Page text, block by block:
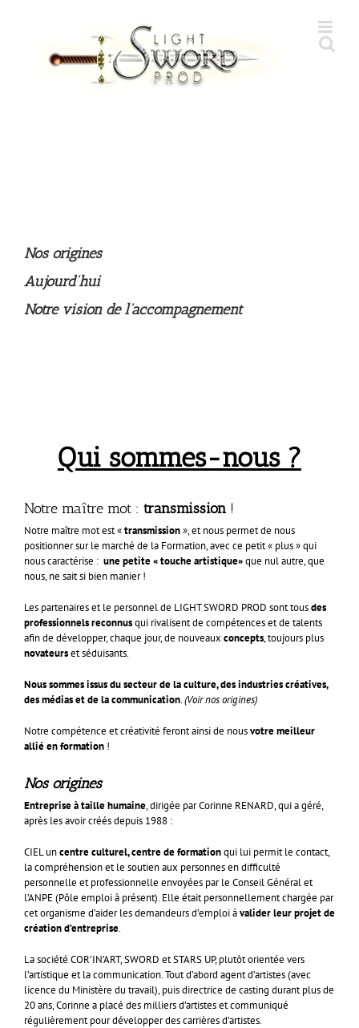
Nos origines
Aujourd’hui
Notre vision de l’accompagnement
Qui sommes-nous ?
Notre maître mot : transmission !
Notre maître mot est «transmission», et nous permet de nous
positionner sur le marché de la Formation, avec ce petit « plus » qui
nous caractérise : une petite « touche artistique»que nul autre, que
nous, ne sait si bien manier !
Les partenaires et le personnel de LIGHT SWORD PROD sont tousdes
professionnels reconnusqui rivalisent de compétences et de talents
afin de développer, chaque jour, de nouveaux concepts, toujours plus
novateurset séduisants.
Nous sommes issus du secteur de la culture, des industries créatives,
des médias et de la communication.(Voir nos origines)
Notre compétence et créativité feront ainsi de nousvotre meilleur
allié en formation !
Nos origines
Entreprise à taille humaine, dirigée par Corinne RENARD, qui a géré,
après les avoir créés depuis 1988 :
CIEL uncentre culturel, centre de formationqui lui permit le contact,
la compréhension et le soutien aux personnes en difficulté
personnelle et professionnelle envoyées par le Conseil Général et
l’ANPE (Pôle emploi à présent). Elle était personnellement chargée par
cet organisme d’aider les demandeurs d’emploi àvalider leur projet de
création d’entreprise.
La société COR’IN’ART, SWORD et STARS UP, plutôt orientée vers
l’artistique et la communication. Tout d’abord agent d’artistes (avec
licence du Ministère du travail), puis directrice de casting durant plus de
20 ans, Corinne a placé des milliers d’artistes et communiqué
régulièrement pour développer des carrières d’artistes.